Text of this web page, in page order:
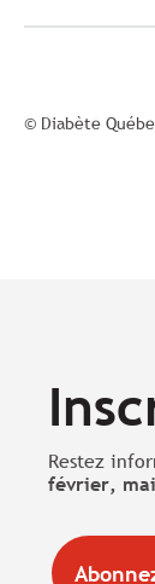
© Diabète
Restez
février,